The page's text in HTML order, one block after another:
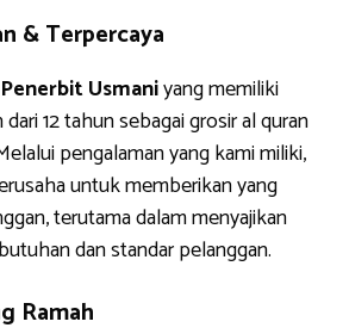
& Terpercaya
Penerbit Usmaniyang memiliki
12 tahun sebagai grosir al quran
pengalaman yang kami miliki,
untuk memberikan yang
terutama dalam menyajikan
dan standar pelanggan.
Ramah